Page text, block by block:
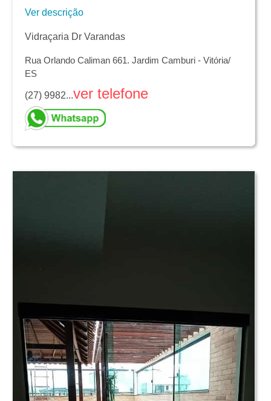
Ver descrição
Vidraçaria Dr Varandas
Rua Orlando Caliman 661. Jardim Camburi - Vitória/
ES
(27) 9982...ver telefone